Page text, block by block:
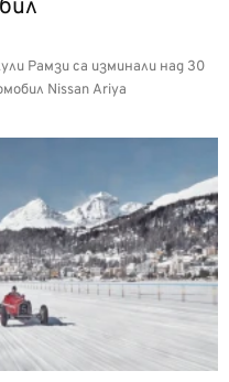
Рамзи са изминали над 30
Nissan Ariya